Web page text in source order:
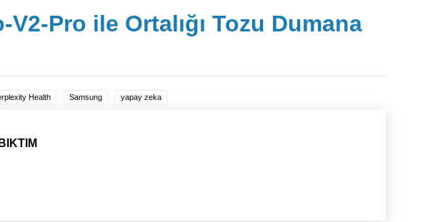
V2-Pro ile Ortalığı Tozu Dumana
Health Samsung yapay zeka